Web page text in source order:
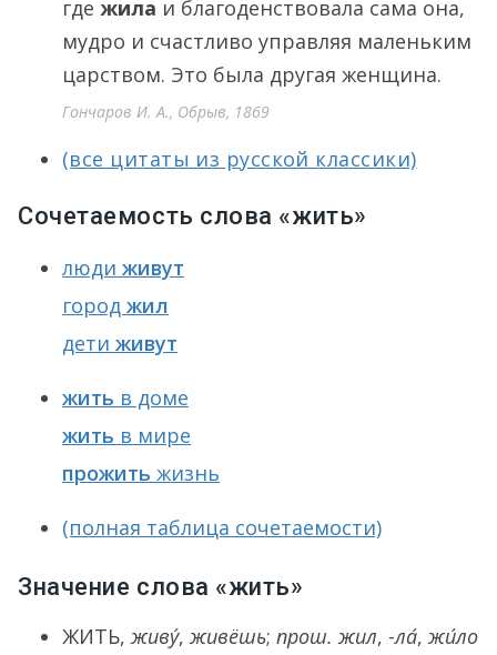
где жила и благоденствовала сама она,
мудро и счастливо управляя маленьким
царством. Это была другая женщина.
Гончаров И. А., Обрыв, 1869
(все цитаты из русской классики)
Сочетаемость слова «жить»
люди живут
город жил
дети живут
жить в доме
жить в мире
прожить жизнь
(полная таблица сочетаемости)
Значение слова «жить»
ЖИТЬ,живу́,живёшь; прош. жил, -ла́,жи́ло